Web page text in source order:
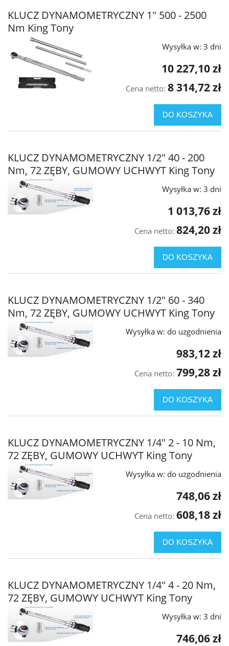
KLUCZ DYNAMOMETRYCZNY 1" 500 - 2500
Nm King Tony
Wysyłka w: 3 dni
10 227,10 zł
Cena netto: 8 314,72 zł
DO KOSZYKA
KLUCZ DYNAMOMETRYCZNY 1/2" 40 - 200
Nm, 72 ZĘBY, GUMOWY UCHWYT King Tony
Wysyłka w: 3 dni
1 013,76 zł
Cena netto: 824,20 zł
DO KOSZYKA
KLUCZ DYNAMOMETRYCZNY 1/2" 60 - 340
Nm, 72 ZĘBY, GUMOWY UCHWYT King Tony
Wysyłka w: do uzgodnienia
983,12 zł
Cena netto: 799,28 zł
DO KOSZYKA
KLUCZ DYNAMOMETRYCZNY 1/4" 2 - 10 Nm,
72 ZĘBY, GUMOWY UCHWYT King Tony
Wysyłka w: do uzgodnienia
748,06 zł
Cena netto: 608,18 zł
DO KOSZYKA
KLUCZ DYNAMOMETRYCZNY 1/4" 4 - 20 Nm,
72 ZĘBY, GUMOWY UCHWYT King Tony
Wysyłka w: 3 dni
746,06 zł